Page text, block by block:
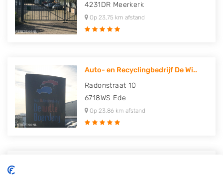
4231DR Meerkerk
Op 23,75 km afstand
Auto- en Recyclingbedrijf De Wi..
Radonstraat 10
6718WS Ede
Op 23,86 km afstand